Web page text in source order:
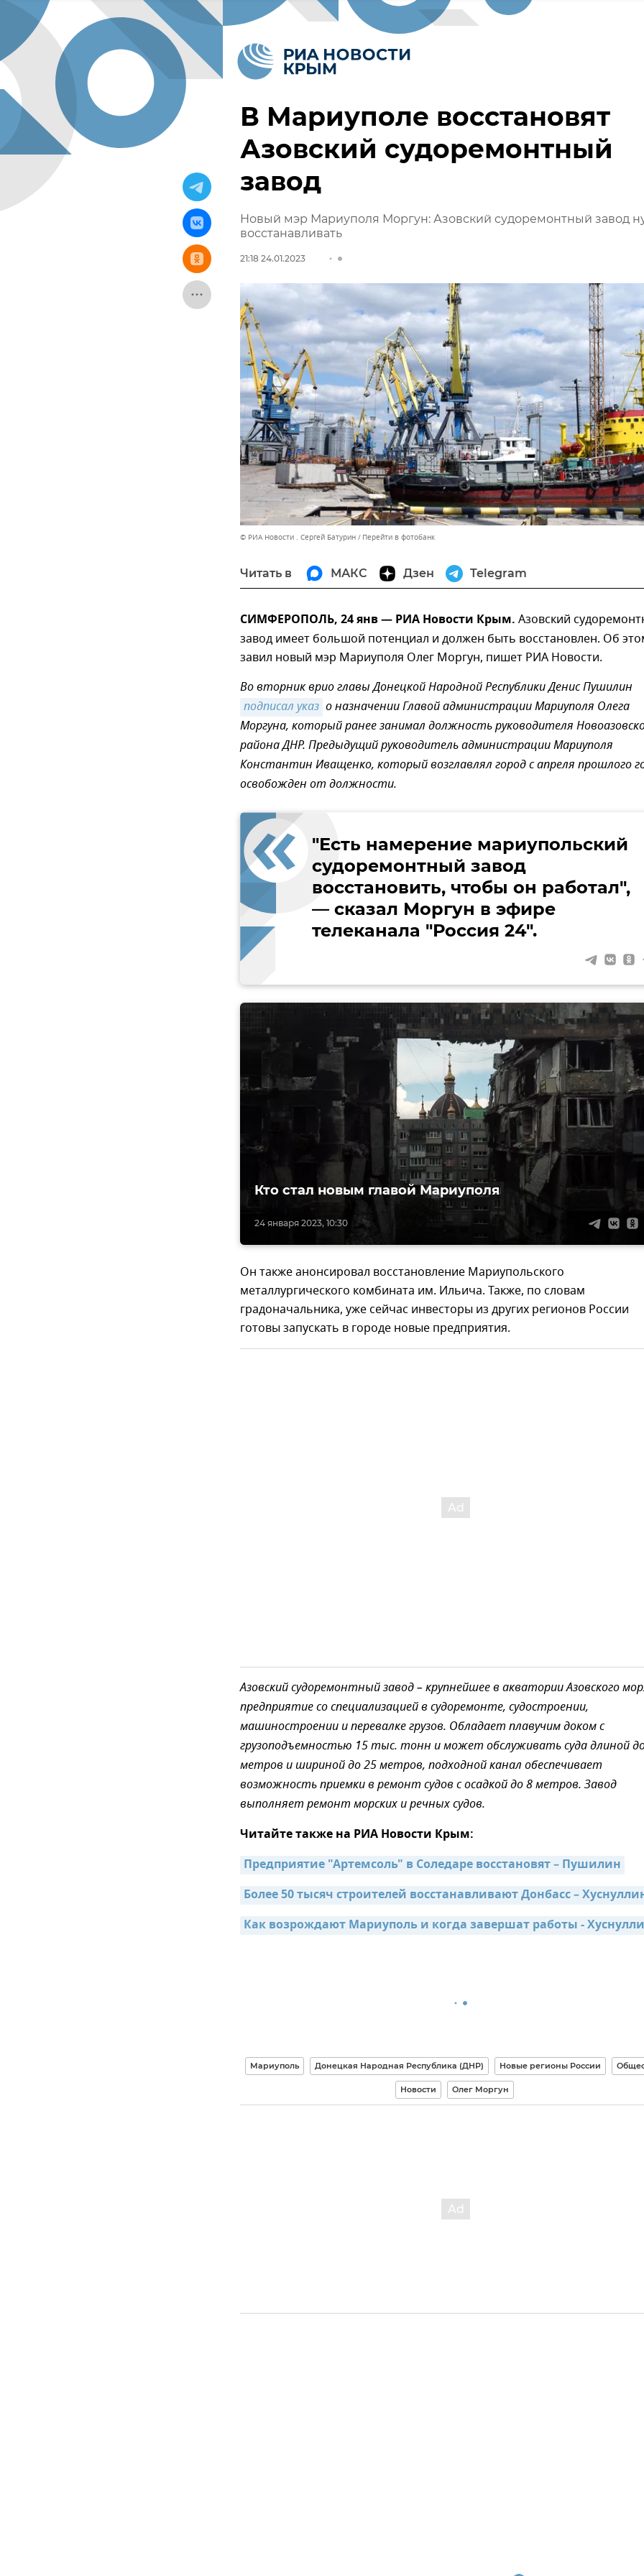
В Мариуполе восстановят
Азовский судоремонтный
завод
Новый мэр Мариуполя Моргун: Азовский судоремонтный завод
восстанавливать
21:18 24.01.2023
© РИА Новости . Сергей Батурин Перейти в фотобанк
Читать в МАКС Дзен Telegram
СИМФЕРОПОЛЬ, 24 янв — РИА Новости Крым. Азовский
завод имеет большой потенциал и должен быть восстановлен. Об
завил новый мэр Мариуполя Олег Моргун, пишет РИА Новости.
Во вторник врио главы Донецкой Народной Республики Денис Пушилин
подписал указ о назначении Главой администрации Мариуполя Олега
Моргуна, который ранее занимал должность руководителя
района ДНР.Предыдущий руководитель администрации Мариуполя
Константин Иващенко, который возглавлял город с апреля прошлого
освобожден от должности.
"Есть намерение мариупольский
судоремонтный завод
восстановить, чтобы он работал",
— сказал Моргун в эфире
телеканала "Россия 24".
24 января 2023, 10:30
Кто стал новым главой Мариуполя
Он также анонсировал восстановление Мариупольского
металлургического комбината им. Ильича. Также, по словам
градоначальника, уже сейчас инвесторы из других регионов России
готовы запускать в городе новые предприятия.
Азовский судоремонтный завод – крупнейшее в акватории Азовского
предприятие со специализацией в судоремонте, судостроении,
машиностроении и перевалке грузов. Обладает плавучим доком с
грузоподъемностью 15 тыс. тонн и может обслуживать суда длиной
метров и шириной до 25 метров, подходной канал обеспечивает
возможность приемки в ремонт судов с осадкой до 8 метров. Завод
выполняет ремонт морских и речных судов.
Читайте также на РИА Новости Крым:
Предприятие "Артемсоль" в Соледаре восстановят – Пушилин
Более 50 тысяч строителей восстанавливают Донбасс –
Как возрождают Мариуполь и когда завершат работы -
Мариуполь Донецкая Народная Республика (ДНР) Новые регионы России
Новости Олег Моргун